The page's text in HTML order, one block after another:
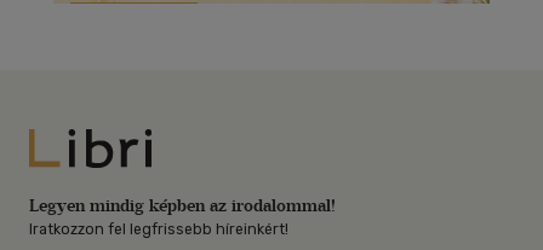
Libri
Legyen mindig képben az irodalommal!
Iratkozzon fel legfrissebb híreinkért!